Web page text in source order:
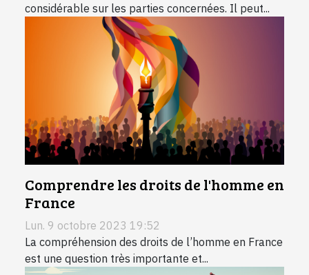
considérable sur les parties concernées. Il peut...
Comprendre les droits de l'homme en
France
Lun. 9 octobre 2023 19:52
La compréhension des droits de l’homme en France
est une question très importante et...